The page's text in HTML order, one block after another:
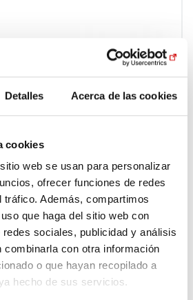
Detalles Acerca de las cookies
cookies
web se usan para personalizar
ofrecer funciones de redes
Además, compartimos
que haga del sitio web con
sociales, publicidad y análisis
combinarla con otra información
o que hayan recopilado a
hecho de sus servicios.